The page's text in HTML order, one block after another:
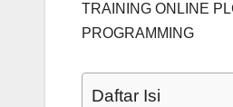
TRAINING ONLINE
PROGRAMMING
Daftar Isi